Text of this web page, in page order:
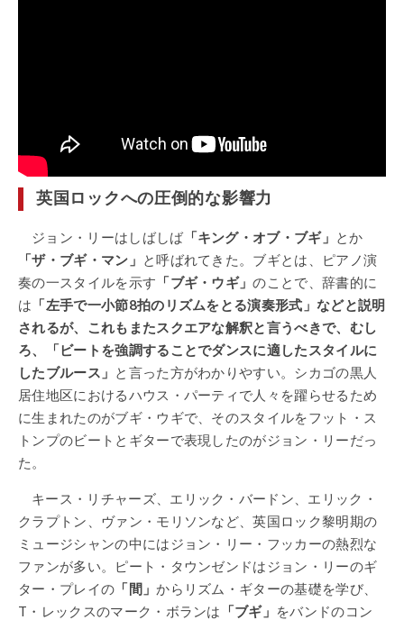
英国ロックへの圧倒的な影響力
ジョン・リーはしばしば「キング・オブ・ブギ」
とか
「ザ・ブギ・マン」
と呼ばれてきた。ブギとは、ピアノ演
奏の一スタイルを示す 「ブギ・ウギ」のことで、辞書的に
は 「左手で一小節8拍のリズムをとる演奏形式」などと説明
されるが、これもまたスクエアな解釈と言うべきで、むし
ろ、「ビートを強調することでダンスに適したスタイルに
したブルース」
と言った方がわかりやすい。シカゴの黒人
居住地区におけるハウス・パーティで人々を躍らせるため
に生まれたのがブギ・ウギで、そのスタイルをフット・ス
トンプのビートとギターで表現したのがジョン・リーだっ
た。
キース・リチャーズ、エリック・バードン、エリック・
クラプトン、ヴァン・モリソンなど、英国ロック黎明期の
ミュージシャンの中にはジョン・リー・フッカーの熱烈な
ファンが多い。ピート・タウンゼンドはジョン・リーのギ
ター・プレイの 「間」からリズム・ギターの基礎を学び、
T・レックスのマーク・ボランは
「ブギ」 をバンドのコン